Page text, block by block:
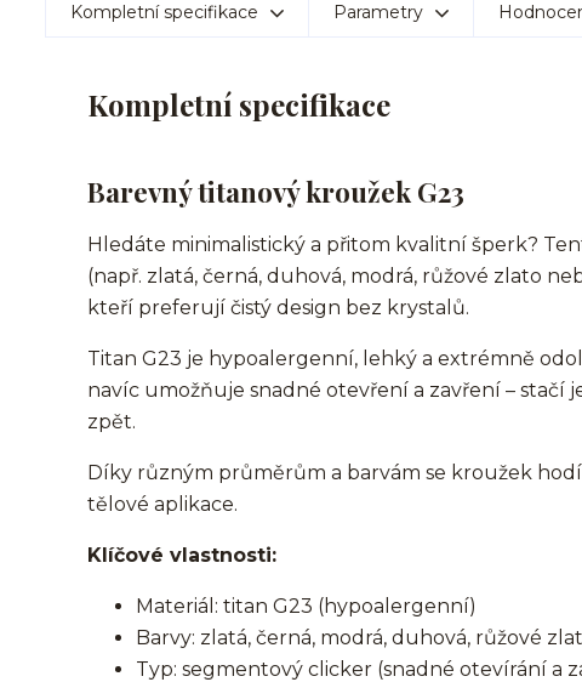
Kompletní specifikace Parametry
Kompletní specifikace
Barevný titanový kroužek G23
Hledáte minimalistický a přitom kvalitní šperk?
(např. zlatá, černá, duhová, modrá, růžové zlato
kteří preferují čistý design bez krystalů.
Titan G23 je hypoalergenní, lehký a extrémně
navíc umožňuje snadné otevření a zavření – stačí
zpět.
Díky různým průměrům a barvám se kroužek
tělové aplikace.
Klíčové vlastnosti:
Materiál: titan G23 (hypoalergenní)
Barvy: zlatá, černá, modrá, duhová, růžové
Typ: segmentový clicker (snadné otevírání a